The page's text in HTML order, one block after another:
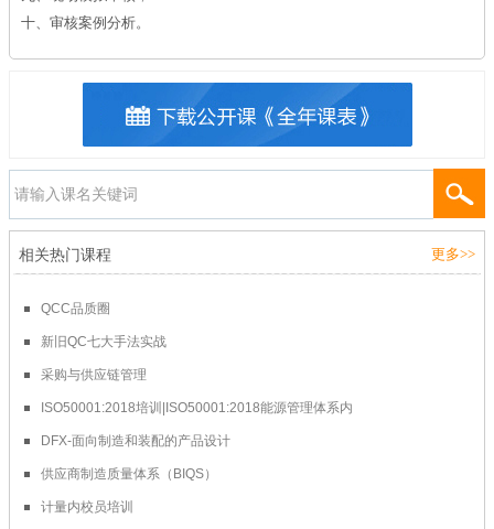
十、审核案例分析。
相关热门课程 更多>>
QCC品质圈
新旧QC七大手法实战
采购与供应链管理
ISO50001:2018培训|ISO50001:2018能源管理体系内
DFX-面向制造和装配的产品设计
供应商制造质量体系（BIQS）
计量内校员培训